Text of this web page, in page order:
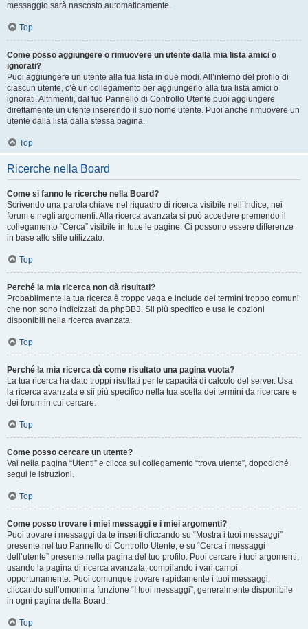
messaggio sarà nascosto automaticamente.
Top
Come posso aggiungere o rimuovere un utente dalla mia lista amici o
ignorati?
Puoi aggiungere un utente alla tua lista in due modi. All’interno del profilo di
ciascun utente, c’è un collegamento per aggiungerlo alla tua lista amici o
ignorati. Altrimenti, dal tuo Pannello di Controllo Utente puoi aggiungere
direttamente un utente inserendo il suo nome utente. Puoi anche rimuovere un
utente dalla lista dalla stessa pagina.
Top
Ricerche nella Board
Come si fanno le ricerche nella Board?
Scrivendo una parola chiave nel riquadro di ricerca visibile nell’Indice, nei
forum e negli argomenti. Alla ricerca avanzata si può accedere premendo il
collegamento “Cerca” visibile in tutte le pagine. Ci possono essere differenze
in base allo stile utilizzato.
Top
Perché la mia ricerca non dà risultati?
Probabilmente la tua ricerca è troppo vaga e include dei termini troppo comuni
che non sono indicizzati da phpBB3. Sii più specifico e usa le opzioni
disponibili nella ricerca avanzata.
Top
Perché la mia ricerca dà come risultato una pagina vuota?
La tua ricerca ha dato troppi risultati per le capacità di calcolo del server. Usa
la ricerca avanzata e sii più specifico nella tua scelta dei termini da ricercare e
dei forum in cui cercare.
Top
Come posso cercare un utente?
Vai nella pagina “Utenti” e clicca sul collegamento “trova utente”, dopodiché
segui le istruzioni.
Top
Come posso trovare i miei messaggi e i miei argomenti?
Puoi trovare i messaggi da te inseriti cliccando su “Mostra i tuoi messaggi”
presente nel tuo Pannello di Controllo Utente, e su “Cerca i messaggi
dell’utente” presente nella pagina del tuo profilo. Puoi cercare i tuoi argomenti,
usando la pagina di ricerca avanzata, compilando i vari campi
opportunamente. Puoi comunque trovare rapidamente i tuoi messaggi,
cliccando sull’omonima funzione “I tuoi messaggi”, generalmente disponibile
in ogni pagina della Board.
Top